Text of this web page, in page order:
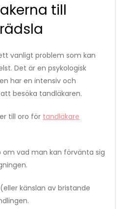
till
vanligt problem som kan
Det är en psykologisk
har en intensiv och
besöka tandläkaren.
till oro för tandläkare
om vad man kan förvänta sig
känslan av bristande